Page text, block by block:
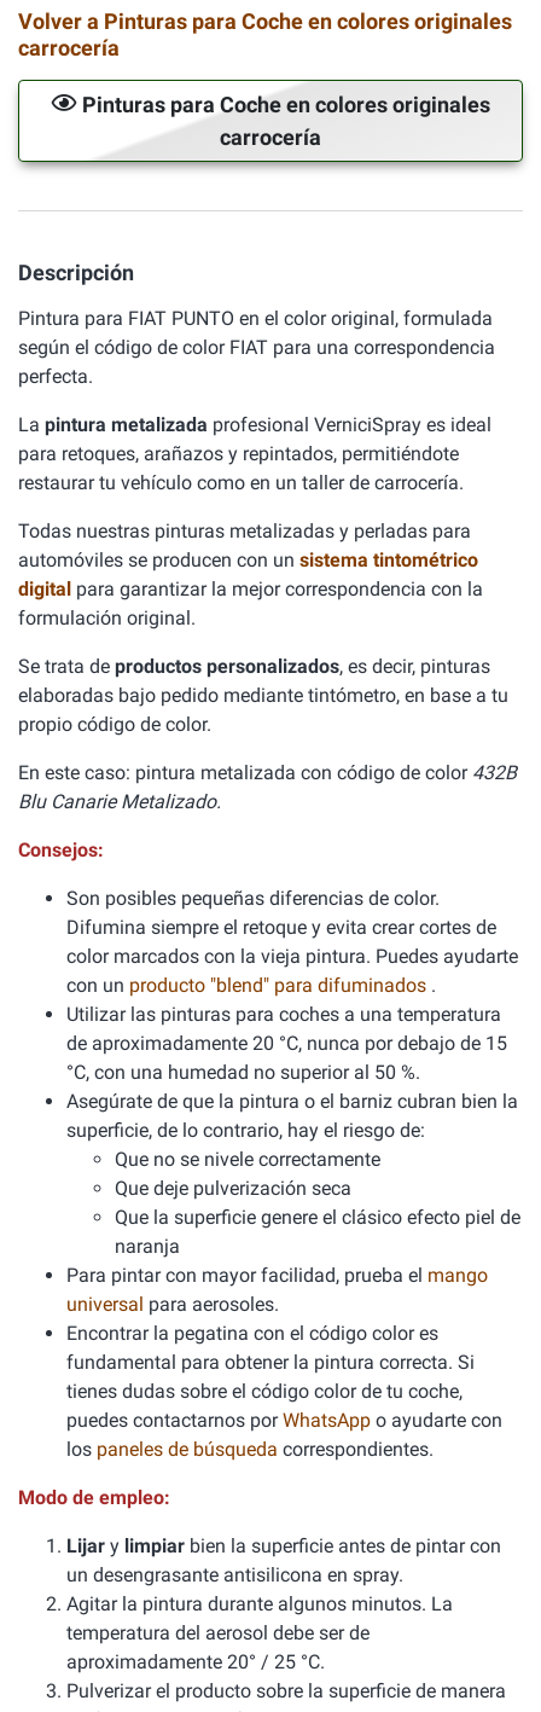
Volver a Pinturas para Coche en colores originales
carrocería
Pinturas para Coche en colores originales
carrocería
Descripción
Pintura para FIAT PUNTO en el color original, formulada
según el código de color FIAT para una correspondencia
perfecta.
La pintura metalizada profesional VerniciSpray es ideal
para retoques, arañazos y repintados, permitiéndote
restaurar tu vehículo como en un taller de carrocería.
Todas nuestras pinturas metalizadas y perladas para
automóviles se producen con un sistema tintométrico
digital para garantizar la mejor correspondencia con la
formulación original.
Se trata de productos personalizados, es decir, pinturas
elaboradas bajo pedido mediante tintómetro, en base a tu
propio código de color.
En este caso: pintura metalizada con código de color 432B
Blu Canarie Metalizado.
Consejos:
Son posibles pequeñas diferencias de color.
Difumina siempre el retoque y evita crear cortes de
color marcados con la vieja pintura. Puedes ayudarte
con un producto "blend" para difuminados .
Utilizar las pinturas para coches a una temperatura
de aproximadamente 20 °C, nunca por debajo de 15
°C, con una humedad no superior al 50 %.
Asegúrate de que la pintura o el barniz cubran bien la
superficie, de lo contrario, hay el riesgo de:
Que no se nivele correctamente
Que deje pulverización seca
Que la superficie genere el clásico efecto piel de
naranja
Para pintar con mayor facilidad, prueba el mango
universal para aerosoles.
Encontrar la pegatina con el código color es
fundamental para obtener la pintura correcta. Si
tienes dudas sobre el código color de tu coche,
puedes contactarnos porWhatsApp o ayudarte con
los paneles de búsqueda correspondientes.
Modo de empleo:
Lijar y limpiar bien la superficie antes de pintar con
un desengrasante antisilicona en spray.
Agitar la pintura durante algunos minutos. La
temperatura del aerosol debe ser de
aproximadamente 20° / 25 °C.
Pulverizar el producto sobre la superficie de manera